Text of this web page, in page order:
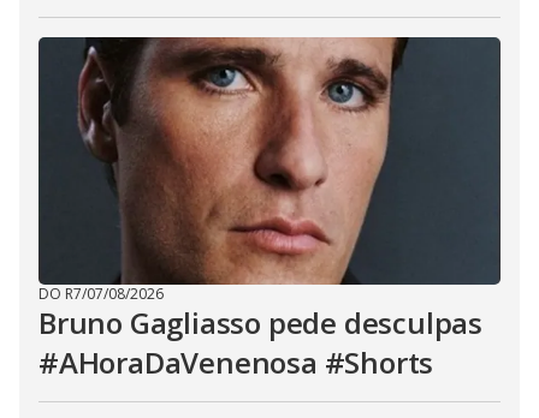
DO R7/07/08/2026
Bruno Gagliasso pede desculpas
#AHoraDaVenenosa #Shorts